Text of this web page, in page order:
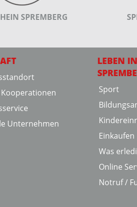
SPREMBERG
Unternehmen
LEBEN IN
Sport
Einkaufen
Was
Online
Notruf /